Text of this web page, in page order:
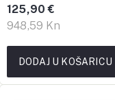
948,59 Kn
125,90 €
DODAJ U KOŠARICU